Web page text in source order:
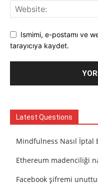
Ismimi, e-postamı ve
tarayıcıya kaydet.
Latest Questions
Mindfulness Nasıl İptal
Ethereum madenciliği
Facebook şifremi